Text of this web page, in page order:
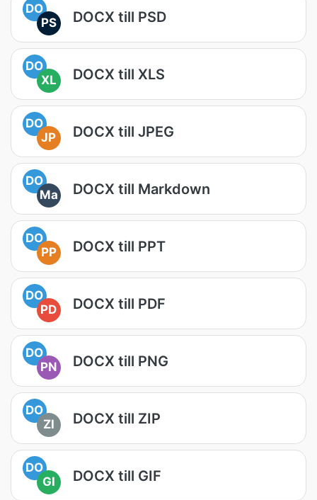
DO
PS
DOCX till PSD
DO
XL
DOCX till XLS
DO
JP
DOCX till JPEG
DO
Ma
DOCX till Markdown
DO
PP
DOCX till PPT
DO
PD
DOCX till PDF
DO
PN
DOCX till PNG
DO
ZI
DOCX till ZIP
DO
GI
DOCX till GIF